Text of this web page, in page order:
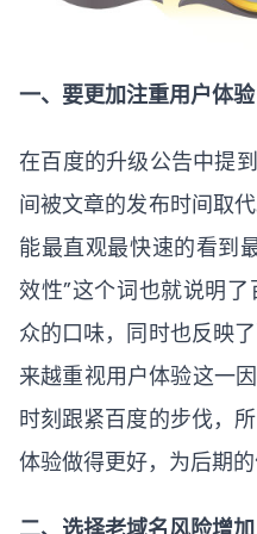
一、要更加注重用户体验
在百度的升级公告中提
间被文章的发布时间取
能最直观最快速的看到
效性”这个词也就说明
众的口味，同时也反映
来越重视用户体验这一
时刻跟紧百度的步伐，
体验做得更好，为后期